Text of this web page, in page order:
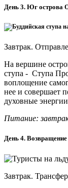
День 3. Юг острова
Завтрак.
На вершине
ступа - Ступа
воплощение
нее и совершает
духовные
Питание:
День 4.
Завтрак.